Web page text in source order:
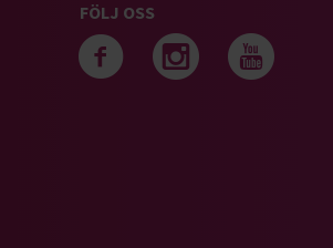
FÖLJ OSS
Följ oss på
Följ oss
Följ